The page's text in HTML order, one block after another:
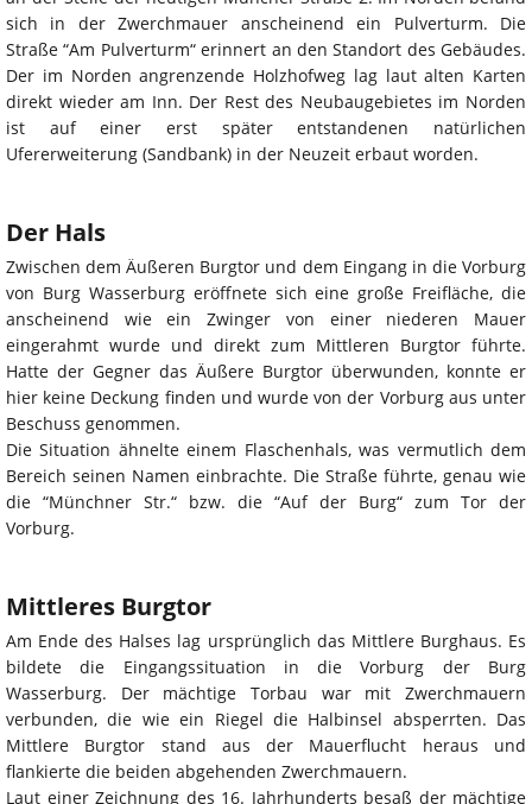
sich in der Zwerchmauer anscheinend ein Pulverturm. Die
Straße “Am Pulverturm“ erinnert an den Standort des Gebäudes.
Der im Norden angrenzende Holzhofweg lag laut alten Karten
direkt wieder am Inn. Der Rest des Neubaugebietes im Norden
ist auf einer erst später entstandenen natürlichen
Ufererweiterung (Sandbank) in der Neuzeit erbaut worden.
Der Hals
Zwischen dem Äußeren Burgtor und dem Eingang in die Vorburg
von Burg Wasserburg eröffnete sich eine große Freifläche, die
anscheinend wie ein Zwinger von einer niederen Mauer
eingerahmt wurde und direkt zum Mittleren Burgtor führte.
Hatte der Gegner das Äußere Burgtor überwunden, konnte er
hier keine Deckung finden und wurde von der Vorburg aus unter
Beschuss genommen.
Die Situation ähnelte einem Flaschenhals, was vermutlich dem
Bereich seinen Namen einbrachte. Die Straße führte, genau wie
die “Münchner Str.“ bzw. die “Auf der Burg“ zum Tor der
Vorburg.
Mittleres Burgtor
Am Ende des Halses lag ursprünglich das Mittlere Burghaus. Es
bildete die Eingangssituation in die Vorburg der Burg
Wasserburg. Der mächtige Torbau war mit Zwerchmauern
verbunden, die wie ein Riegel die Halbinsel absperrten. Das
Mittlere Burgtor stand aus der Mauerflucht heraus und
flankierte die beiden abgehenden Zwerchmauern.
Laut einer Zeichnung des 16. Jahrhunderts besaß der mächtige